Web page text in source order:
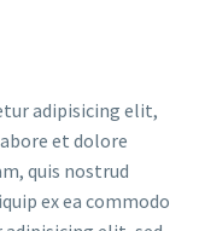
adipisicing elit,
et dolore
quis nostrud
ex ea commodo